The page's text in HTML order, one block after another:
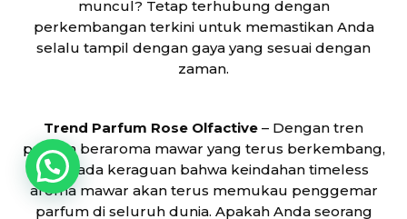
muncul? Tetap terhubung dengan
perkembangan terkini untuk memastikan Anda
selalu tampil dengan gaya yang sesuai dengan
zaman.
Trend Parfum Rose Olfactive – Dengan tren
parfumberaroma mawar yang terus berkembang,
tidak ada keraguan bahwa keindahan timeless
aroma mawar akan terus memukau penggemar
parfum di seluruh dunia. Apakah Anda seorang
Back
Top